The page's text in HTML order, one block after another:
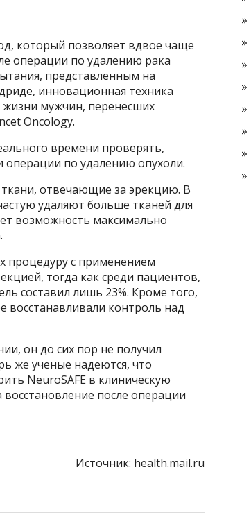
который позволяет вдвое чаще
операции по удалению рака
представленным на
инновационная техника
жизни мужчин, перенесших
Oncology.
времени проверять,
операции по удалению опухоли.
отвечающие за эрекцию. В
удаляют больше тканей для
возможность максимально
процедуру с применением
тогда как среди пациентов,
составил лишь 23%. Кроме того,
восстанавливали контроль над
он до сих пор не получил
же ученые надеются, что
NeuroSAFE в клиническую
после операции
Источник: health.mail.ru